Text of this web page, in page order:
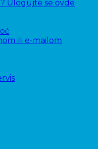
Ulogujte se ovde
ili e-mailom